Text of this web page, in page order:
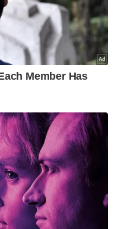
Pangkuan
Datuk Seri
dengan
Pinang, Datuk
urus, lindungi
MBI ditahan
Pinang